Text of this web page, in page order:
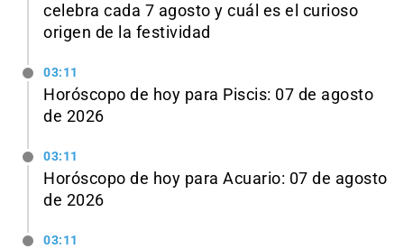
celebra cada 7 agosto y cuál es el curioso
origen de la festividad
03:11
Horóscopo de hoy para Piscis: 07 de agosto
de 2026
03:11
Horóscopo de hoy para Acuario: 07 de agosto
de 2026
03:11